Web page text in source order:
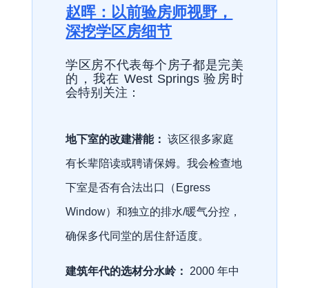
赵晖：以前验房师视野，
深挖学区房细节
学区房不代表每个房子都是完美
的，我在 West Springs 验房时
会特别关注：
地下室的改建潜能： 该区很多家庭
有长辈陪读或聘请保姆。我会检查地
下室是否有合法出口（Egress
Window）和独立的排水/暖气分控，
确保多代同堂的居住舒适度。
建筑年代的选材分水岭： 2000 年中